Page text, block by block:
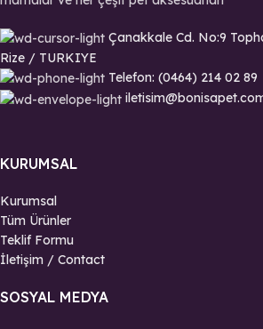
Çanakkale Cd. No:9
Rize / TURKIYE
Telefon: (0464) 214 02 89
KURUMSAL
Kurumsal
Tüm Ürünler
Teklif Formu
İletişim / Contact
SOSYAL MEDYA